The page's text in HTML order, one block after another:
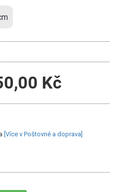
Kč
[Více v Poštovné a doprava]